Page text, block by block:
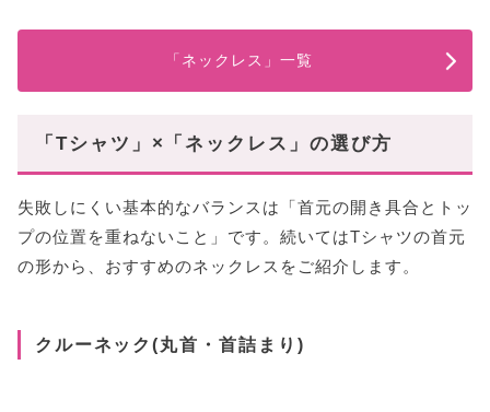
「ネックレス」一覧
「Tシャツ」×「ネックレス」の選び方
失敗しにくい基本的なバランスは「首元の開き具合とトッ
プの位置を重ねないこと」です。続いてはTシャツの首元
の形から、おすすめのネックレスをご紹介します。
クルーネック(丸首・首詰まり)